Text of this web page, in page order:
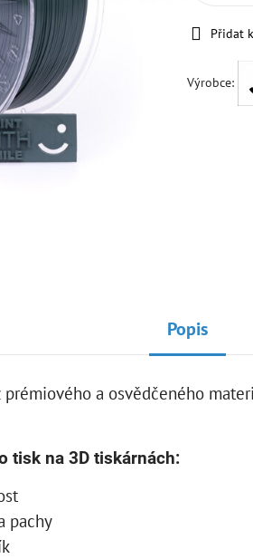
Přidat
Výrobce:
Popis
a osvědčeného
tisk na 3D tiskárnách:
pachy